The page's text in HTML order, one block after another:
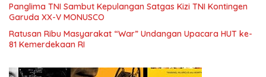
Panglima TNI Sambut Kepulangan Satgas Kizi TNI Kontingen
Garuda XX-V MONUSCO
Ratusan Ribu Masyarakat “War” Undangan Upacara HUT ke-
81 Kemerdekaan RI